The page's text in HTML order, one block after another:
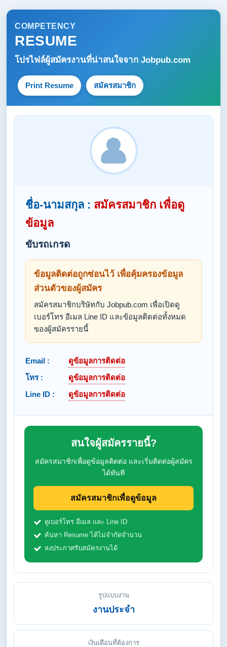
COMPETENCY
RESUME
โปรไฟล์ผู้สมัครงานที่น่าสนใจจาก Jobpub.com
Print Resume สมัครสมาชิก
ชื่อ-นามสกุล : สมัครสมาชิก เพื่อดู
ข้อมูล
ขับรถเกรด
ข้อมูลติดต่อถูกซ่อนไว้ เพื่อคุ้มครองข้อมูล
ส่วนตัวของผู้สมัคร
สมัครสมาชิกบริษัทกับ Jobpub.com เพื่อเปิดดู
เบอร์โทร อีเมล Line ID และข้อมูลติดต่อทั้งหมด
ของผู้สมัครรายนี้
Email :
ดูข้อมูลการติดต่อ
โทร :
ดูข้อมูลการติดต่อ
Line ID :
ดูข้อมูลการติดต่อ
สนใจผู้สมัครรายนี้?
สมัครสมาชิกเพื่อดูข้อมูลติดต่อ และเริ่มติดต่อผู้สมัคร
ได้ทันที
สมัครสมาชิกเพื่อดูข้อมูล
ดูเบอร์โทร อีเมล และ Line ID
ค้นหา Resume ได้ไม่จำกัดจำนวน
ลงประกาศรับสมัครงานได้
รูปแบบงาน
งานประจำ
เงินเดือนที่ต้องการ